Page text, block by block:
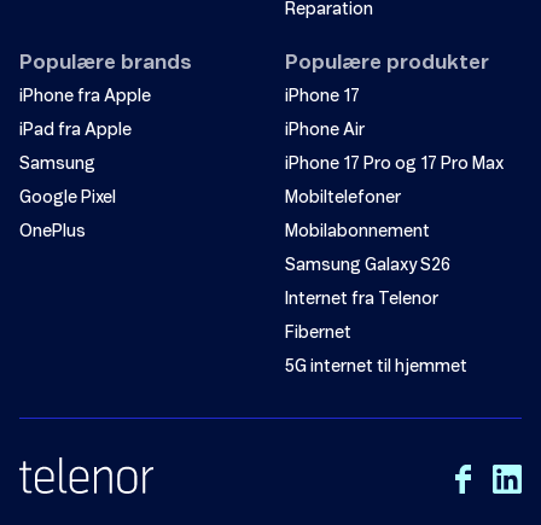
Reparation
Populære brands
iPhone fra Apple
iPad fra Apple
Samsung
Google Pixel
OnePlus
Populære produkter
iPhone 17
iPhone Air
iPhone 17 Pro og 17 Pro Max
Mobiltelefoner
Mobilabonnement
Samsung Galaxy S26
Internet fra Telenor
Fibernet
5G internet til hjemmet